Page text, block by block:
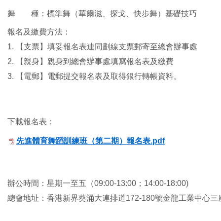
舞        種：標準舞（華爾滋、探戈、快步舞）基礎技巧
報名及繳費方法：
1. 【支票】填妥報名表連同劃線支票郵寄至總會辦事處
2. 【親身】親身到總會辦事處填寫報名表及繳費
3. 【電郵】電郵提交報名表及取得銀行轉帳資料。
下載報名表：
先進體育舞蹈訓練班（第二期）報名表.pdf
辦公時間：星期一至五（09:00-13:00；14:00-18:00)
總會地址：香港新界葵涌大連排道172-180號金龍工業中心三